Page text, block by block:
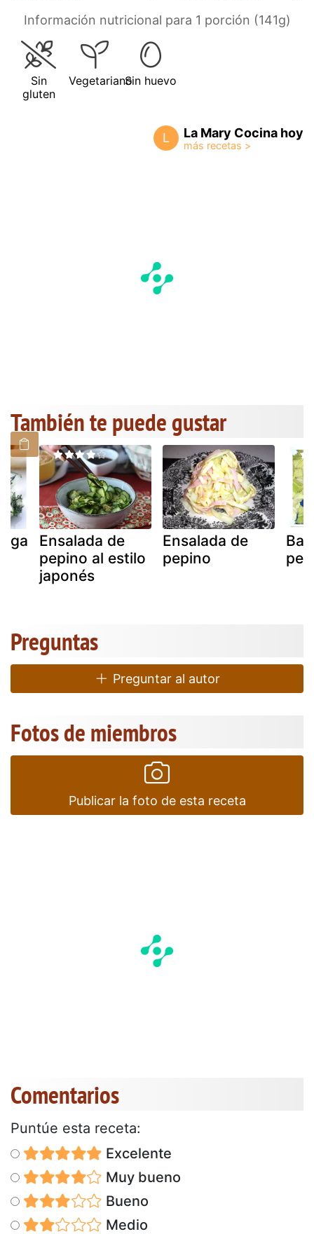
Información nutricional para 1 porción (141g)
Sin
gluten
VegetarianoSin huevo
L La Mary Cocina hoy
También te puede gustar
Ensalada de
pepino al estilo
japonés
Ensalada de
pepino
Preguntas
Preguntar al autor
Fotos de miembros
Publicar la foto de esta receta
Comentarios
Puntúe esta receta:
Excelente
Muy bueno
Bueno
Medio